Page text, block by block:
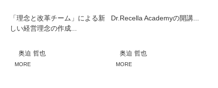
「理念と改革チーム」による新
しい経営理念の作成...
奥迫 哲也
MORE
Dr.Recella Academyの開講...
奥迫 哲也
MORE